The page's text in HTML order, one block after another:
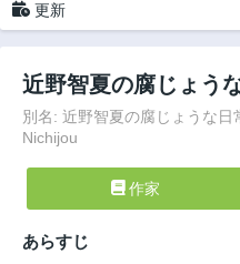
更新
近野智夏の腐じょう
別名: 近野智夏の腐じょうな
Nichijou
作家
あらすじ